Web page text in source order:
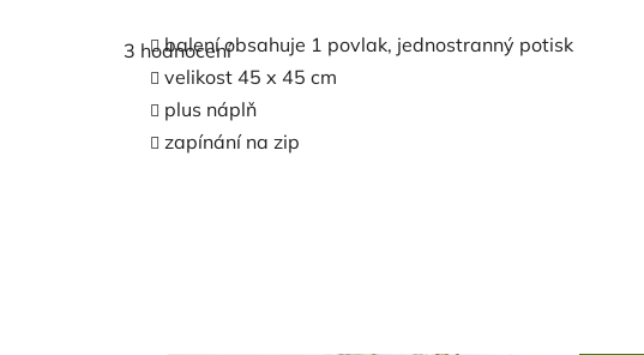
hodnocení
produktu
hvězdiček.
3 hodnocení
balení obsahuje 1 povlak, jednostranný potisk
velikost 45 x 45 cm
plus náplň
zapínání na zip